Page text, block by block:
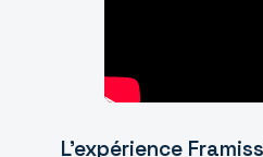
L’expérience